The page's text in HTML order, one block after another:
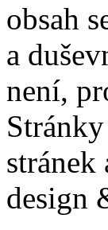
obsah
a
není,
design